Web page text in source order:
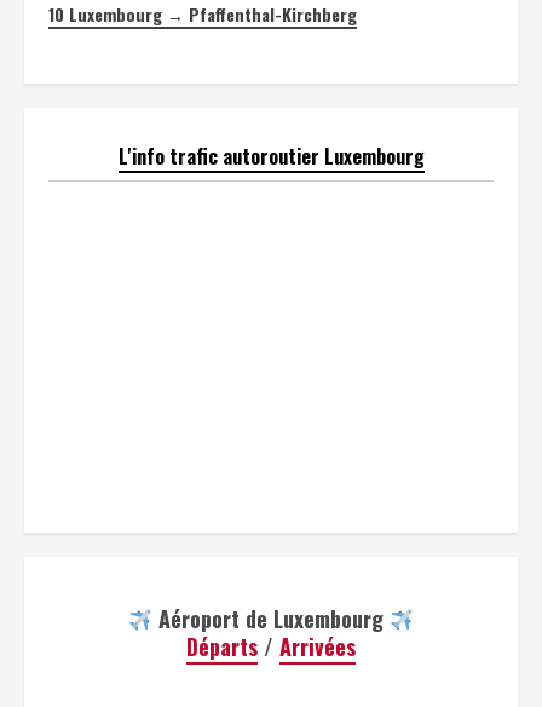
10 Luxembourg → Pfaffenthal-Kirchberg
L'info trafic autoroutier Luxembourg
Aéroport de Luxembourg
Départs / Arrivées